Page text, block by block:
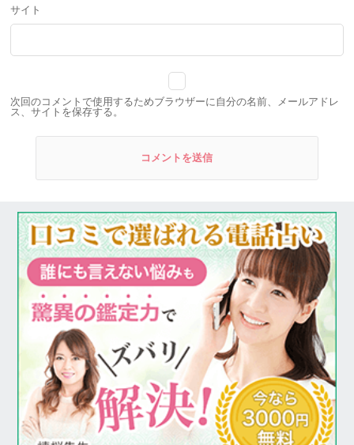
サイト
次回のコメントで使用するためブラウザーに自分の名前、メールアドレ
ス、サイトを保存する。